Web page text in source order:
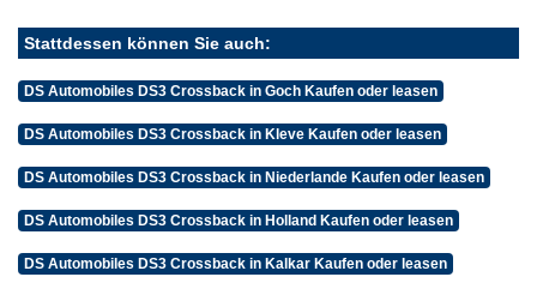
Stattdessen können Sie auch:
DS Automobiles DS3 Crossback in Goch Kaufen oder leasen
DS Automobiles DS3 Crossback in Kleve Kaufen oder leasen
DS Automobiles DS3 Crossback in Niederlande Kaufen oder leasen
DS Automobiles DS3 Crossback in Holland Kaufen oder leasen
DS Automobiles DS3 Crossback in Kalkar Kaufen oder leasen